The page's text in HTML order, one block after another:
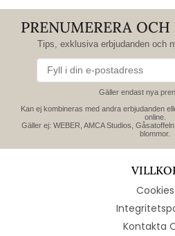
PRENUMERERA
Tips, exklusiva erbjudanden och
Gäller endast nya
Kan ej kombineras med andra erbjudanden
online.
Gäller ej: WEBER, AMCA Studios,
blommor.
Cookies
Kontakta